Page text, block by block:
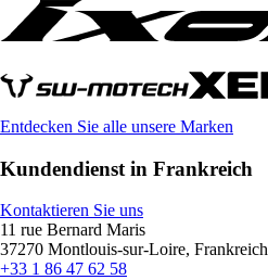
Entdecken Sie alle unsere Marken
Kundendienst in Frankreich
Kontaktieren Sie uns
11 rue Bernard Maris
37270 Montlouis-sur-Loire, Frankreich
+33 1 86 47 62 58